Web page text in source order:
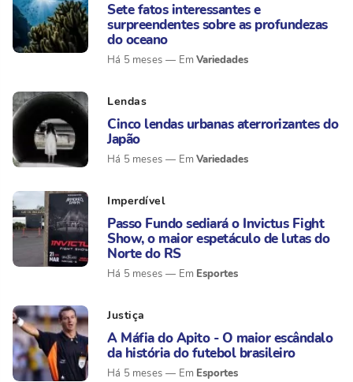
Sete fatos interessantes e
surpreendentes sobre as profundezas
do oceano
Há 5 meses Variedades
Lendas
Cinco lendas urbanas aterrorizantes do
Japão
Há 5 meses Variedades
Imperdível
Passo Fundo sediará o Invictus Fight
Show, o maior espetáculo de lutas do
Norte do RS
Há 5 meses Esportes
Justiça
A Máfia do Apito - O maior escândalo
da história do futebol brasileiro
Há 5 meses Esportes